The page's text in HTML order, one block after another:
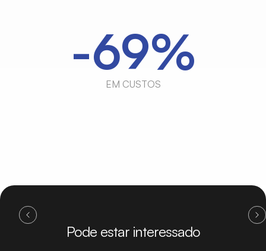
-70%
EM CUSTOS
Pode estar interessado